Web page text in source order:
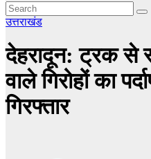
उत्तराखंड
देहरादून: ट्रक से
वाले गिरोहों का
गिरफ्तार